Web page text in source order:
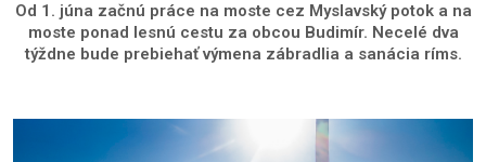
Od 1. júna začnú práce na moste cez Myslavský potok a na
moste ponad lesnú cestu za obcou Budimír. Necelé dva
týždne bude prebiehať výmena zábradlia a sanácia ríms.